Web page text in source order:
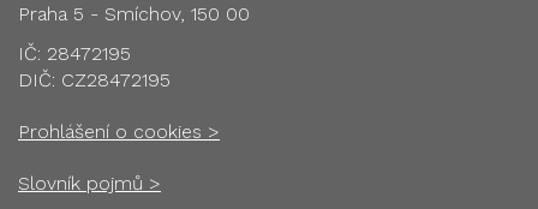
Praha 5 - Smíchov, 150 00
IČ: 28472195
DIČ: CZ28472195
Prohlášení o cookies >
Slovník pojmů >